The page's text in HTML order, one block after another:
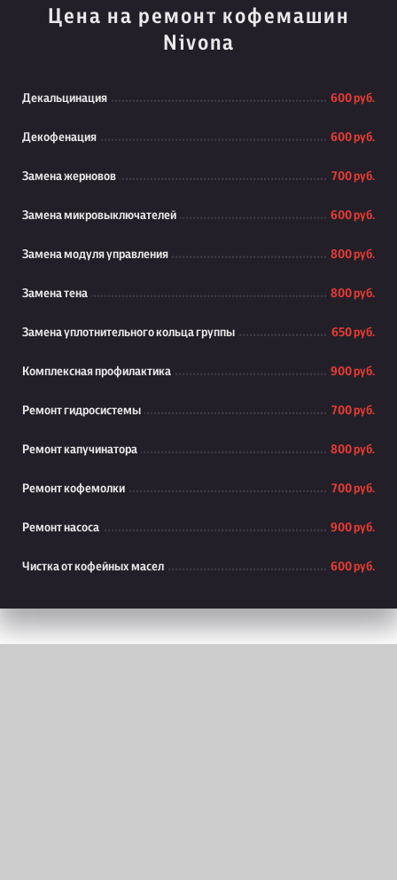
Цена на ремонт кофемашин
Nivona
Декальцинация 600 руб.
Декофенация 600 руб.
Замена жерновов 700 руб.
Замена микровыключателей 600 руб.
Замена модуля управления 800 руб.
Замена тена 800 руб.
Замена уплотнительного кольца группы 650 руб.
Комплексная профилактика 900 руб.
Ремонт гидросистемы 700 руб.
Ремонт капучинатора 800 руб.
Ремонт кофемолки 700 руб.
Ремонт насоса 900 руб.
Чистка от кофейных масел 600 руб.